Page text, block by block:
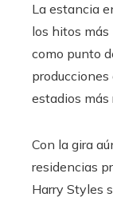
La estancia
los hitos más
como punto
producciones
estadios más
Con la gira
residencias
Harry Styles